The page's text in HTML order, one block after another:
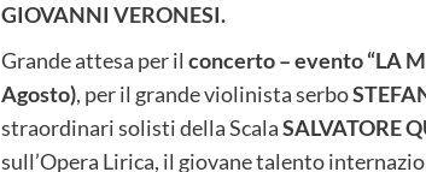
GIOVANNI VERONESI.
Grande attesa per il concerto – evento “LA
Agosto), per il grande violinista serbo
straordinari solisti della ScalaSALVATORE
sull’Opera Lirica, il giovane talento